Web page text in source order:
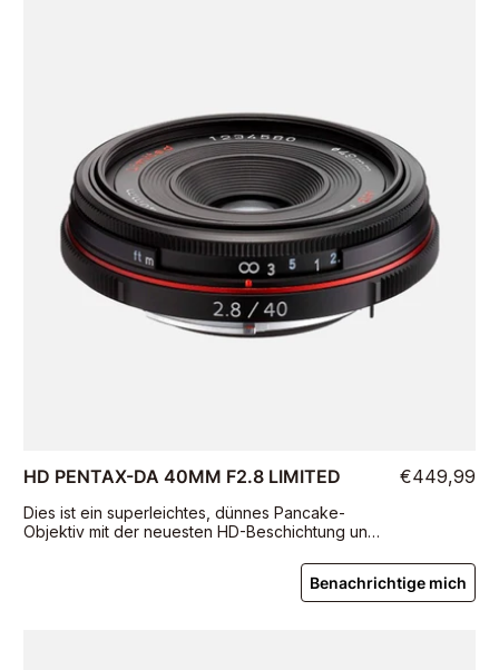
HD PENTAX-DA 40MM F2.8 LIMITED
Dies ist ein superleichtes, dünnes Pancake-
Objektiv mit der neuesten HD-Beschichtung und
€449,99
Benachrichtige mich